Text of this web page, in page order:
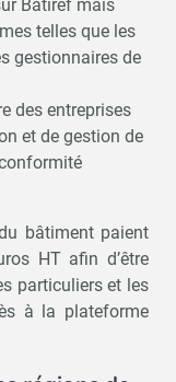
Batiref mais
telles que les
gestionnaires de
des entreprises
et de gestion de
bâtiment paient
HT afin d’être
particuliers et les
à la plateforme